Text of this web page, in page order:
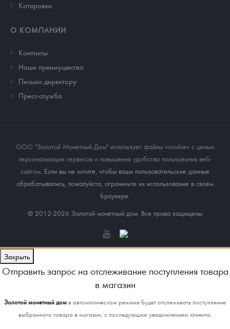
Котировки
О КОМПАНИИ
Контакты
Наши преимущества
Письмо директору
Пресс-служба
ООО "Золотой Монетный Дом" использует файлы «cookie» с целью
персонализации сервисов и повышения удобства пользования веб-
сайтом. Если вы не хотите, чтобы ваши пользовательские данные
обрабатывались, пожалуйста, ограничьте их использование в своём
браузере.
© 2012-2026 Золотой монетный дом. Все права защищены
Закрыть
Отправить запрос на отслеживание поступления товара
в магазин
Золотой монетный домв автоматическом режиме будет отслеживать поступление
выбранного товара в магазин, с последующим уведомлением клиента.